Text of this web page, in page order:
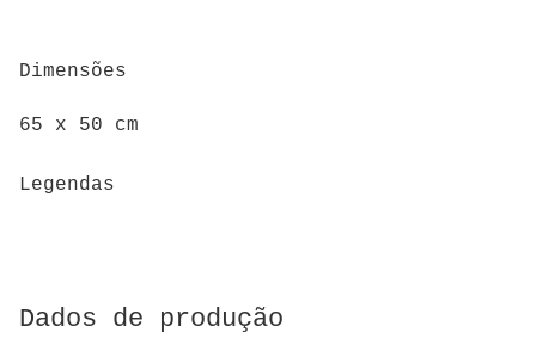
Dimensões
65 x 50 cm
Legendas
Dados de produção